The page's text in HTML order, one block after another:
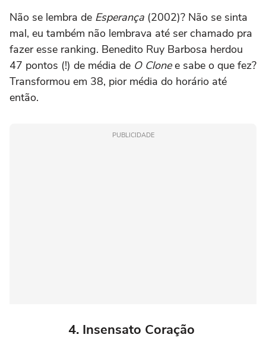
Não se lembra de Esperança (2002)? Não se sinta
mal, eu também não lembrava até ser chamado pra
fazer esse ranking. Benedito Ruy Barbosa herdou
47 pontos (!) de média de O Clonee sabe o que fez?
Transformou em 38, pior média do horário até
então.
PUBLICIDADE
4. Insensato Coração